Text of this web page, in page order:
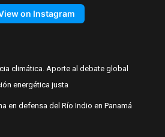
on Instagram
climática. Aporte al debate global
energética justa
en defensa del Río Indio en Panamá